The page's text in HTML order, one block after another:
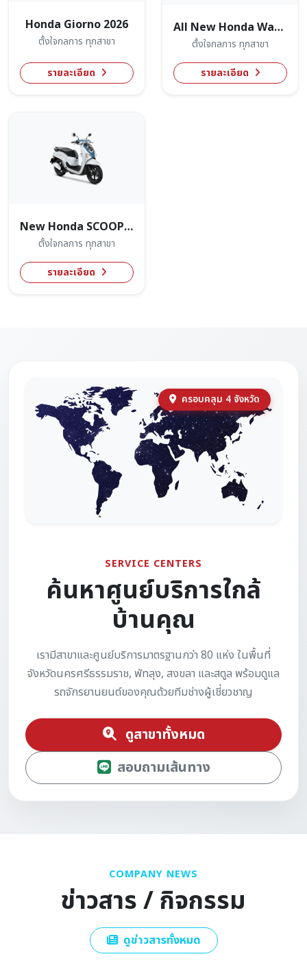
Honda Giorno 2026
ตั้งใจกลการ ทุกสาขา
รายละเอียด
All New Honda Wave110
ตั้งใจกลการ ทุกสาขา
รายละเอียด
New Honda SCOOPY 2026
ตั้งใจกลการ ทุกสาขา
รายละเอียด
ครอบคลุม 4 จังหวัด
SERVICE CENTERS
ค้นหาศูนย์บริการใกล้
บ้านคุณ
เรามีสาขาและศูนย์บริการมาตรฐานกว่า 80 แห่ง ในพื้นที่
จังหวัดนครศรีธรรมราช, พัทลุง, สงขลา และสตูล พร้อมดูแล
รถจักรยานยนต์ของคุณด้วยทีมช่างผู้เชี่ยวชาญ
ดูสาขาทั้งหมด
สอบถามเส้นทาง
COMPANY NEWS
ข่าวสาร / กิจกรรม
ดูข่าวสารทั้งหมด